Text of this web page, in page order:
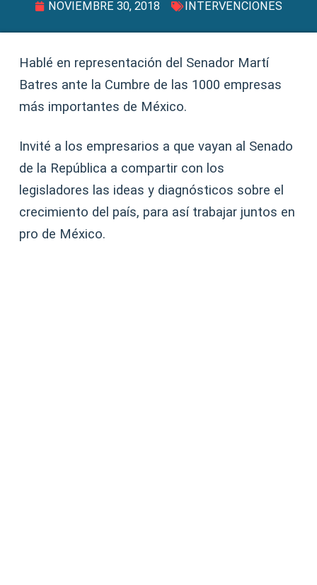
NOVIEMBRE 30, 2018 INTERVENCIONES
Hablé en representación del Senador Martí
Batres ante la Cumbre de las 1000 empresas
más importantes de México.
Invité a los empresarios a que vayan al Senado
de la República a compartir con los
legisladores las ideas y diagnósticos sobre el
crecimiento del país, para así trabajar juntos en
pro de México.